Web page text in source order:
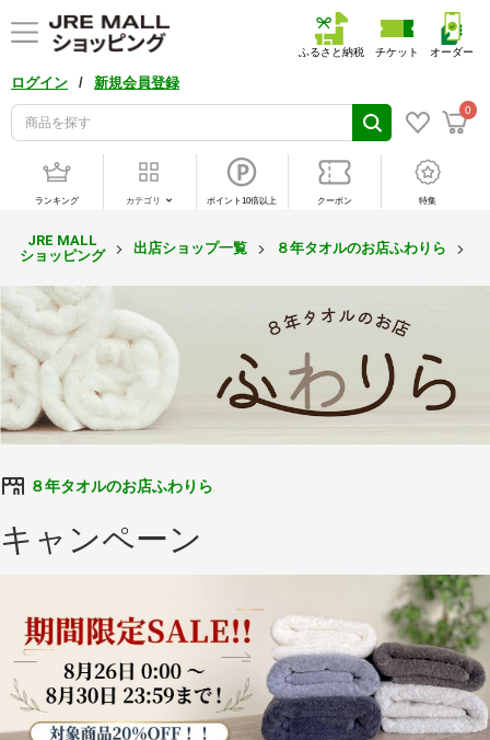
ログイン / 新規会員登録
0
ふるさと納税 チケット オーダー
ランキング カテゴリ ポイント10倍以上 クーポン 特集
JRE MALL
ショッピング
出店ショップ一覧 ８年タオルのお店ふわりら
８年タオルのお店ふわりら
キャンペーン